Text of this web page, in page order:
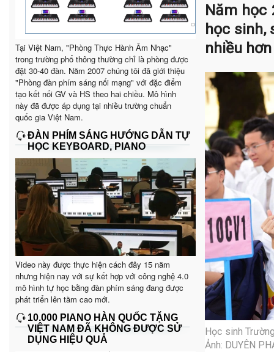
Tại Việt Nam, "Phòng Thực Hành Âm Nhạc"
trong trường phổ thông thường chỉ là phòng được
đặt 30-40 đàn. Năm 2007 chúng tôi đã giới thiệu
"Phòng đàn phím sáng nối mạng" với đặc điểm
tạo kết nối GV và HS theo hai chiều. Mô hình
này đã được áp dụng tại nhiều trường chuẩn
quốc gia Việt Nam.
ĐÀN PHÍM SÁNG HƯỚNG DẪN TỰ
HỌC KEYBOARD, PIANO
Video này được thực hiện cách đây 15 năm
nhưng hiện nay với sự kết hợp với công nghệ 4.0
mô hình tự học bằng đàn phím sáng đang được
phát triển lên tầm cao mới.
10.000 PIANO HÀN QUỐC TẶNG
VIỆT NAM ĐÃ KHÔNG ĐƯỢC SỬ
DỤNG HIỆU QUẢ
Năm học
học sinh,
nhiều
Học sinh
Ảnh: DUYÊN